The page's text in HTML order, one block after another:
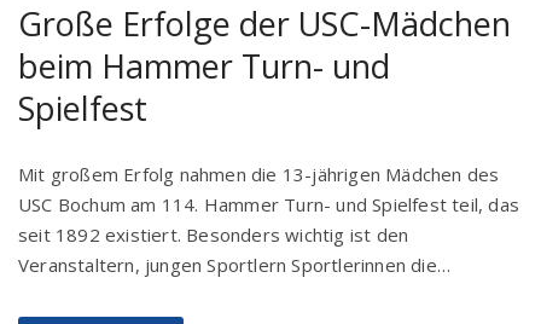
Große Erfolge der USC-Mädchen
beim Hammer Turn- und
Spielfest
Mit großem Erfolg nahmen die 13-jährigen Mädchen des
USC Bochum am 114. Hammer Turn- und Spielfest teil, das
seit 1892 existiert. Besonders wichtig ist den
Veranstaltern, jungen Sportlern Sportlerinnen die…